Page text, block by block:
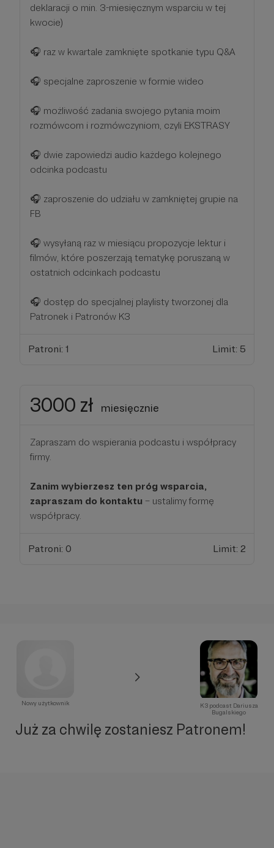
deklaracji o min. 3-miesięcznym wsparciu w tej
kwocie)
🎧 raz w kwartale zamknięte spotkanie typu Q&A
🎧 specjalne zaproszenie w formie wideo
🎧 możliwość zadania swojego pytania moim
rozmówcom i rozmówczyniom, czyli EKSTRASY
🎧 dwie zapowiedzi audio każdego kolejnego
odcinka podcastu
🎧 zaproszenie do udziału w zamkniętej grupie na
FB
🎧 wysyłaną raz w miesiącu propozycje lektur i
filmów, które poszerzają tematykę poruszaną w
ostatnich odcinkach podcastu
🎧 dostęp do specjalnej playlisty tworzonej dla
Patronek i Patronów K3
Patroni: 1 Limit: 5
3000 zł miesięcznie
Zapraszam do wspierania podcastu i współpracy
firmy.
Zanim wybierzesz ten próg wsparcia,
zapraszam do kontaktu – ustalimy formę
współpracy.
Patroni: 0 Limit: 2
Nowy użytkownik
K3 podcast Dariusza
Bugalskiego
Już za chwilę zostaniesz Patronem!